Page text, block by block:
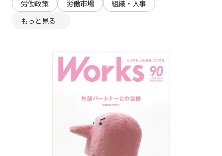
労働政策 労働市場
組織・人事
もっと見る